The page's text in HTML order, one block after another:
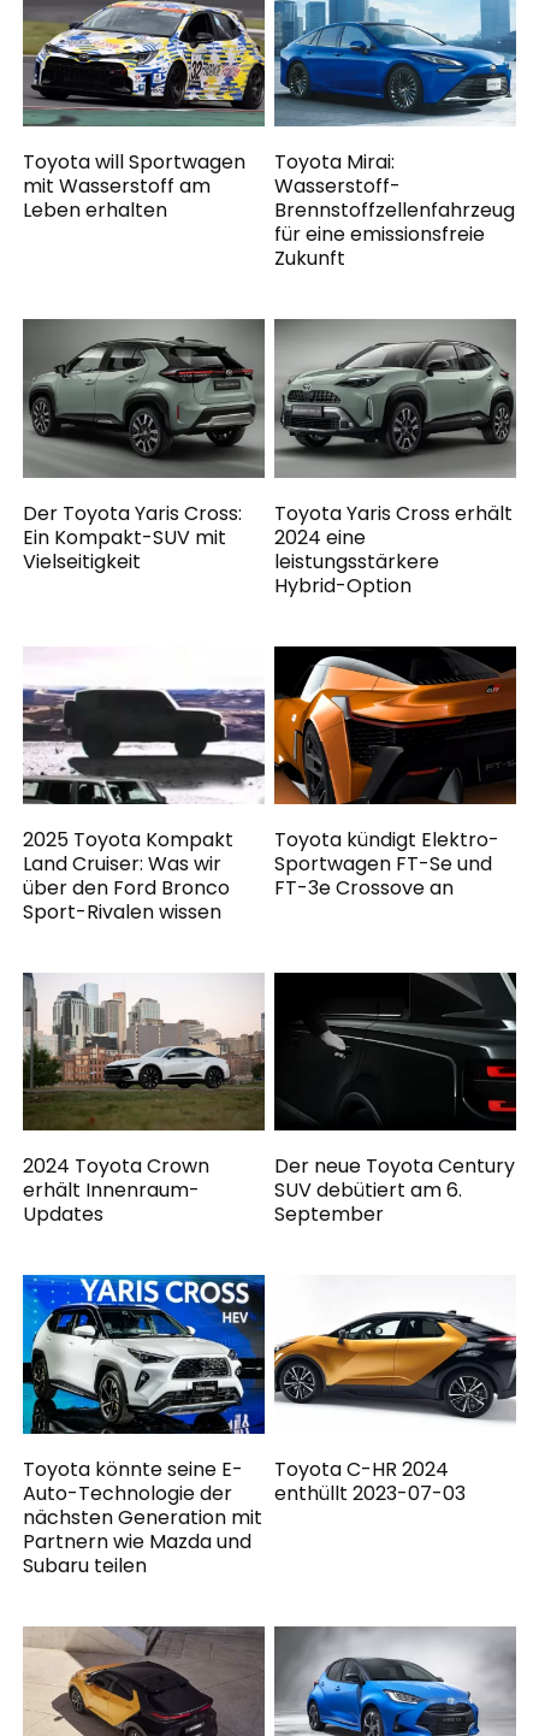
Toyota will Sportwagen
mit Wasserstoff am
Leben erhalten
Toyota Mirai:
Wasserstoff-
Brennstoffzellenfahrzeug
für eine emissionsfreie
Zukunft
Der Toyota Yaris Cross:
Ein Kompakt-SUV mit
Vielseitigkeit
Toyota Yaris Cross erhält
2024 eine
leistungsstärkere
Hybrid-Option
2025 Toyota Kompakt
Land Cruiser: Was wir
über den Ford Bronco
Sport-Rivalen wissen
Toyota kündigt Elektro-
Sportwagen FT-Se und
FT-3e Crossove an
2024 Toyota Crown
erhält Innenraum-
Updates
Der neue Toyota Century
SUV debütiert am 6.
September
Toyota könnte seine E-
Auto-Technologie der
nächsten Generation mit
Partnern wie Mazda und
Subaru teilen
Toyota C-HR 2024
enthüllt 2023-07-03